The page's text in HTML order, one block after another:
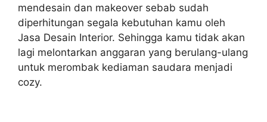
mendesain dan makeover sebab sudah
diperhitungan segala kebutuhan kamu oleh
Jasa Desain Interior. Sehingga kamu tidak akan
lagi melontarkan anggaran yang berulang-ulang
untuk merombak kediaman saudara menjadi
cozy.